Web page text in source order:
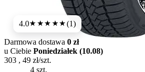
4.0★★★★★(1)
Dostępność:
Darmowa dostawa 0 zł
u Ciebie Poniedziałek (10.08)
303 , 49 zł/szt.